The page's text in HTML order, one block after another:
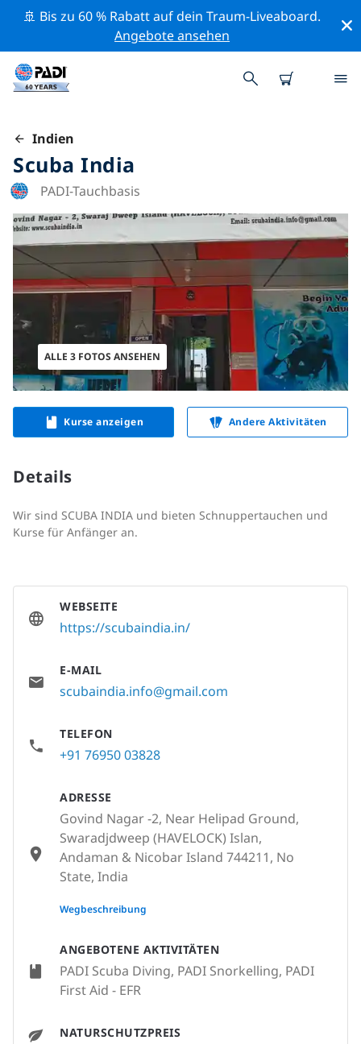
🚢 Bis zu 60 % Rabatt auf dein Traum-Liveaboard.
Angebote ansehen
Indien
Scuba India
PADI-Tauchbasis
ALLE 3 FOTOS ANSEHEN
Kurse anzeigen Andere Aktivitäten
Details
Wir sind SCUBA INDIA und bieten Schnuppertauchen und
Kurse für Anfänger an.
ANGEBOTENE AKTIVITÄTEN
PADI Scuba Diving, PADI Snorkelling, PADI
First Aid - EFR
NATURSCHUTZPREIS
WEBSEITE
https://scubaindia.in/
E-MAIL
scubaindia.info@gmail.com
TELEFON
+91 76950 03828
ADRESSE
Govind Nagar -2, Near Helipad Ground,
Swaradjdweep (HAVELOCK) Islan,
Andaman & Nicobar Island 744211, No
State, India
None
Wegbeschreibung